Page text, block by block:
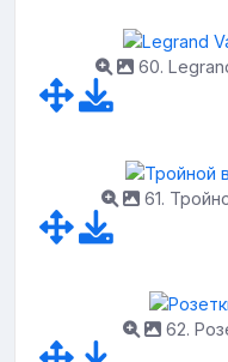
60.
61.
62.